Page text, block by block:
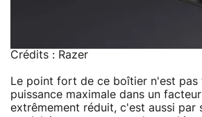
Crédits : Razer
Le point fort de ce boîtier n'est
puissance maximale dans un
extrêmement réduit, c'est aussi par